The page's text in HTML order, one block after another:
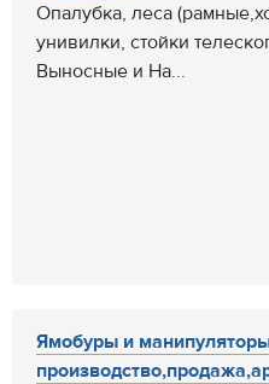
Опалубка, леса
унивилки, стойки
Выносные и На...
Ямобуры и